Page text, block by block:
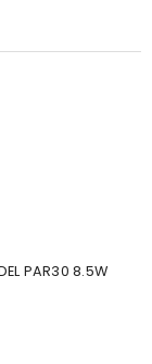
PAR30 8.5W